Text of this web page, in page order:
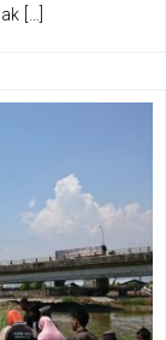
[…]